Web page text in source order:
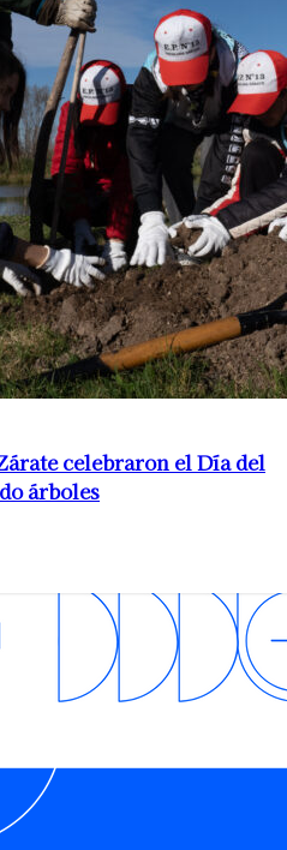
celebraron el Día del
árboles